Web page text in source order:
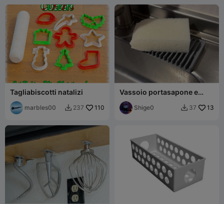
Tagliabiscotti natalizi
marbles00  237 110
Vassoio portasapone e
portaspugna
Shige0  37 13